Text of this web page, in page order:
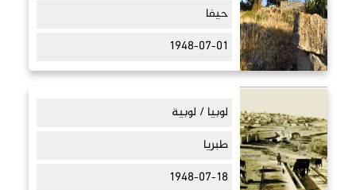
حيفا
1948-07-01
لوبيا / لوبية
طبريا
1948-07-18